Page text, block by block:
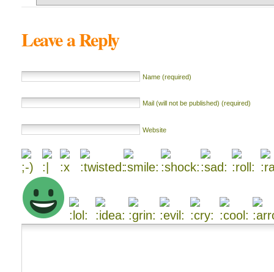
Leave a Reply
Name (required)
Mail (will not be published) (required)
Website